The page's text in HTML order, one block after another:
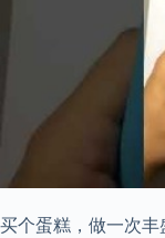
买个蛋糕，做一次丰